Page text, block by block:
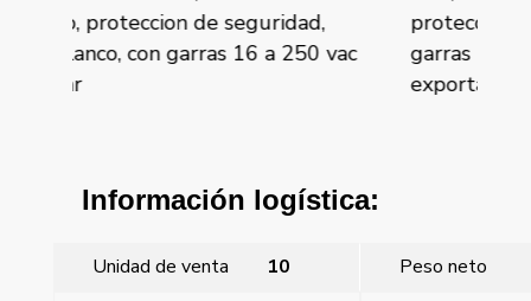
proteccion seguridad, plata luna, con
garras 16 a 250 vac sólo para
Información logística:
Unidad de venta 10
Peso neto